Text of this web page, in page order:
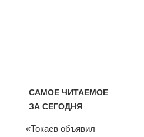
САМОЕ ЧИТАЕМОЕ
ЗА СЕГОДНЯ
«Токаев объявил